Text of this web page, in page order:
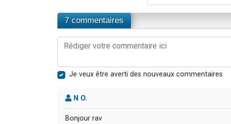
7 commentaires
Je veux être averti des nouveaux commentaires
N O.
Bonjour rav